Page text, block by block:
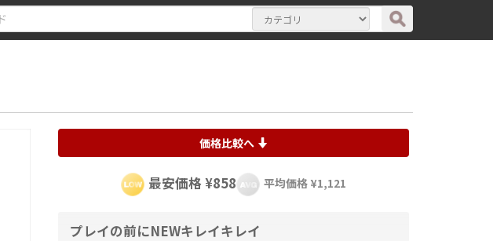
価格比較へ
最安価格 ¥858 平均価格 ¥1,121
プレイの前にNEWキレイキレイ